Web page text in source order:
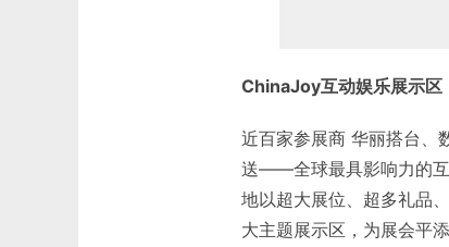
ChinaJoy互动娱乐展示区
近百家参展商 华丽搭台、
送——全球最具影响力的互
地以超大展位、超多礼品
大主题展示区，为展会平添